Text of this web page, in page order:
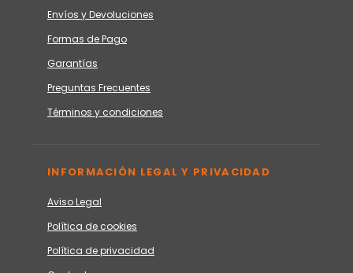
Envíos y Devoluciones
Formas de Pago
Garantías
Preguntas Frecuentes
Términos y condiciones
INFORMACIÓN LEGAL Y PRIVACIDAD
Aviso Legal
Política de cookies
Política de privacidad